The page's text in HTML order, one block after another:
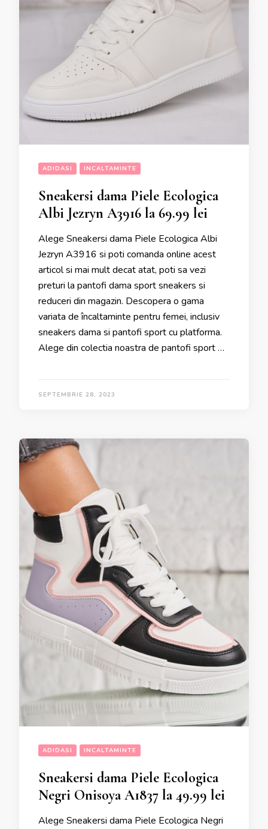
ADIDASI INCALTAMINTE
Sneakersi dama Piele Ecologica
Albi Jezryn A3916 la 69.99 lei
Alege Sneakersi dama Piele Ecologica Albi
Jezryn A3916 si poti comanda online acest
articol si mai mult decat atat, poti sa vezi
preturi la pantofi dama sport sneakers si
reduceri din magazin. Descopera o gama
variata de încaltaminte pentru femei, inclusiv
sneakers dama si pantofi sport cu platforma.
Alege din colectia noastra de pantofi sport …
SEPTEMBRIE 28, 2023
ADIDASI INCALTAMINTE
Sneakersi dama Piele Ecologica
Negri Onisoya A1837 la 49.99 lei
Alege Sneakersi dama Piele Ecologica Negri